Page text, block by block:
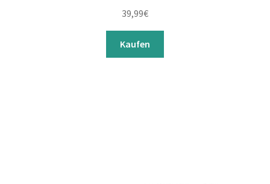
39,99€
Kaufen